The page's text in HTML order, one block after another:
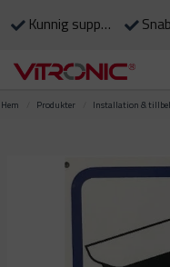
Kunnig support till våra kunder Snabba
Hem Produkter Installation &